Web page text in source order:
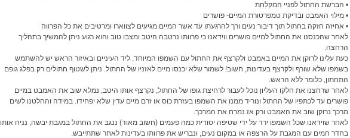
• הברשת החתול לפניי המקלחת
• מילוי האמבט ובדיקת טמפרטורת המיים- פושרים
• אחיזה חזקה בחתול תוך דיבור נעים ורך להרגעתו עד אשר המיים מגיעים לצווארו ומרטיבים את כל הפרווה
לאחר שהכנסנו את החתול למיים פושרים ווידאנו כי פרוותו נרטבה היטב ומצבו טוב והוא רגוע ניתן להמשיך בתהליך
הרחצה.
כעת עלינו לרוקן את המיים באמבט ולקרצף את החתול עם השמפו המיוחד. ליד העיניים ובאיזור הראש יש להשתמש
בשמפו שלא שורף ולקרצף בעדינות, חשוב! לשמור שלא יכנסו מיים לאזניו של החתול. ניתן לשטוף חתולים רק בפלג גופם
התחתון, כלומר ללא הראש.
לאחר שרחצנו את חלקו העליון נוכל לעבור לרחיצת גופו של החתול, נקרצף אותו היטב, נמלא שוב את האמבט במיים
פושרים עד לכתפיו של החתול ונוריד ממנו את השמפו בעזרת כוס או זרם מיים עדין שלא יפחידו. במידה והחלטנו לשים
מרכך נרוקן שוב את האמבט ורק אז נמרח את המרכך.
לאחר שוידאנו שכל השמפו ירד על ידי שטיפה יסודית כמה פעמים (חשוב מאוד) ננגב את החתול במגבת יבשה, נניח אותו
בחדר חמים עם המגבת על הרצפה או במקום נעים, ונבריש את פרוותו בעדינות לאחר שתתייבש.